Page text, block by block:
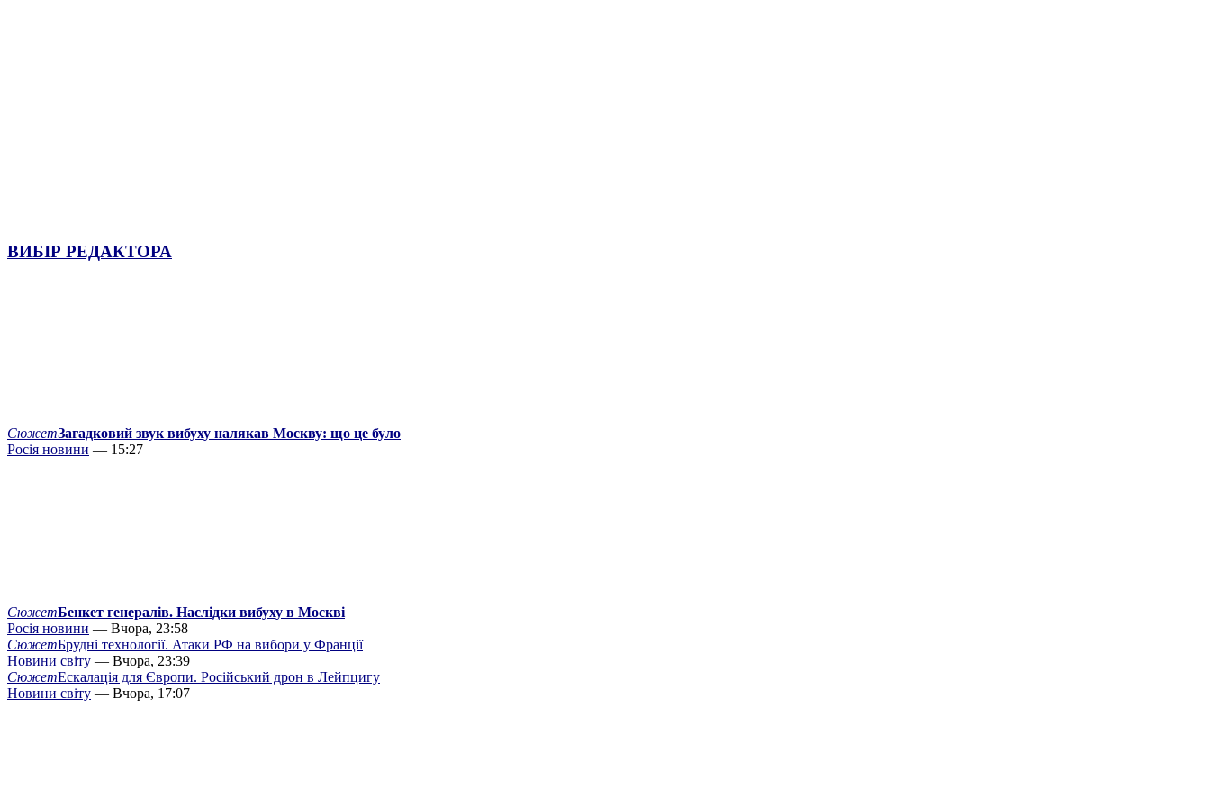
ВИБІР РЕДАКТОРА
СюжетЗагадковий звук вибуху налякав Москву: що це було
Росія новини — 15:27
СюжетБенкет генералів. Наслідки вибуху в Москві
Росія новини — Вчора, 23:58
СюжетБрудні технології. Атаки РФ на вибори у Франції
Новини світу — Вчора, 23:39
СюжетЕскалація для Європи. Російський дрон в Лейпцигу
Новини світу — Вчора, 17:07